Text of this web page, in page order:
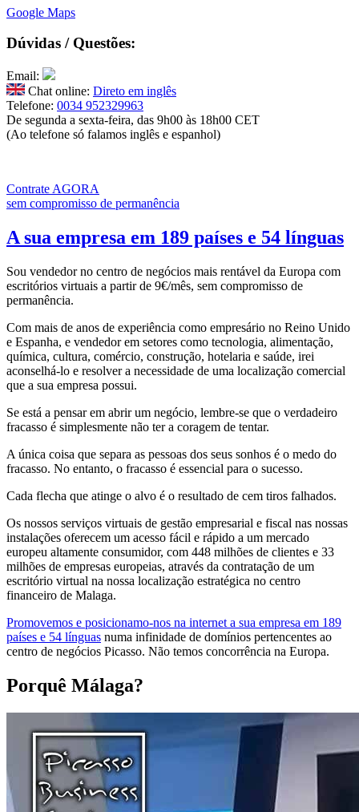
Google Maps
Dúvidas / Questões:
Email:
Chat online: Direto em inglês
Telefone: 0034 952329963
De segunda a sexta-feira, das 9h00 às 18h00 CET
(Ao telefone só falamos inglês e espanhol)
Contrate AGORA
sem compromisso de permanência
A sua empresa em 189 países e 54 línguas
Sou vendedor no centro de negócios mais rentável da Europa com
escritórios virtuais a partir de 9€/mês, sem compromisso de
permanência.
Com mais de anos de experiência como empresário no Reino Unido
e Espanha, e vendedor em setores como tecnologia, alimentação,
química, cultura, comércio, construção, hotelaria e saúde, irei
aconselhá-lo e resolver a necessidade de uma localização comercial
que a sua empresa possui.
Se está a pensar em abrir um negócio, lembre-se que o verdadeiro
fracasso é simplesmente não ter a coragem de tentar.
A única coisa que separa as pessoas dos seus sonhos é o medo do
fracasso. No entanto, o fracasso é essencial para o sucesso.
Cada flecha que atinge o alvo é o resultado de cem tiros falhados.
Os nossos serviços virtuais de gestão empresarial e fiscal nas nossas
instalações oferecem um acesso fácil e rápido a um mercado
europeu altamente consumidor, com 448 milhões de clientes e 33
milhões de empresas europeias, através da contratação de um
escritório virtual na nossa localização estratégica no centro
financeiro de Malaga.
Promovemos e posicionamo-nos na internet a sua empresa em 189
países e 54 línguas numa infinidade de domínios pertencentes ao
centro de negócios Picasso. Não temos concorrência na Europa.
Porquê Málaga?